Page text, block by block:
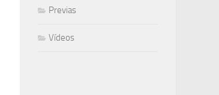
Previas
Vídeos